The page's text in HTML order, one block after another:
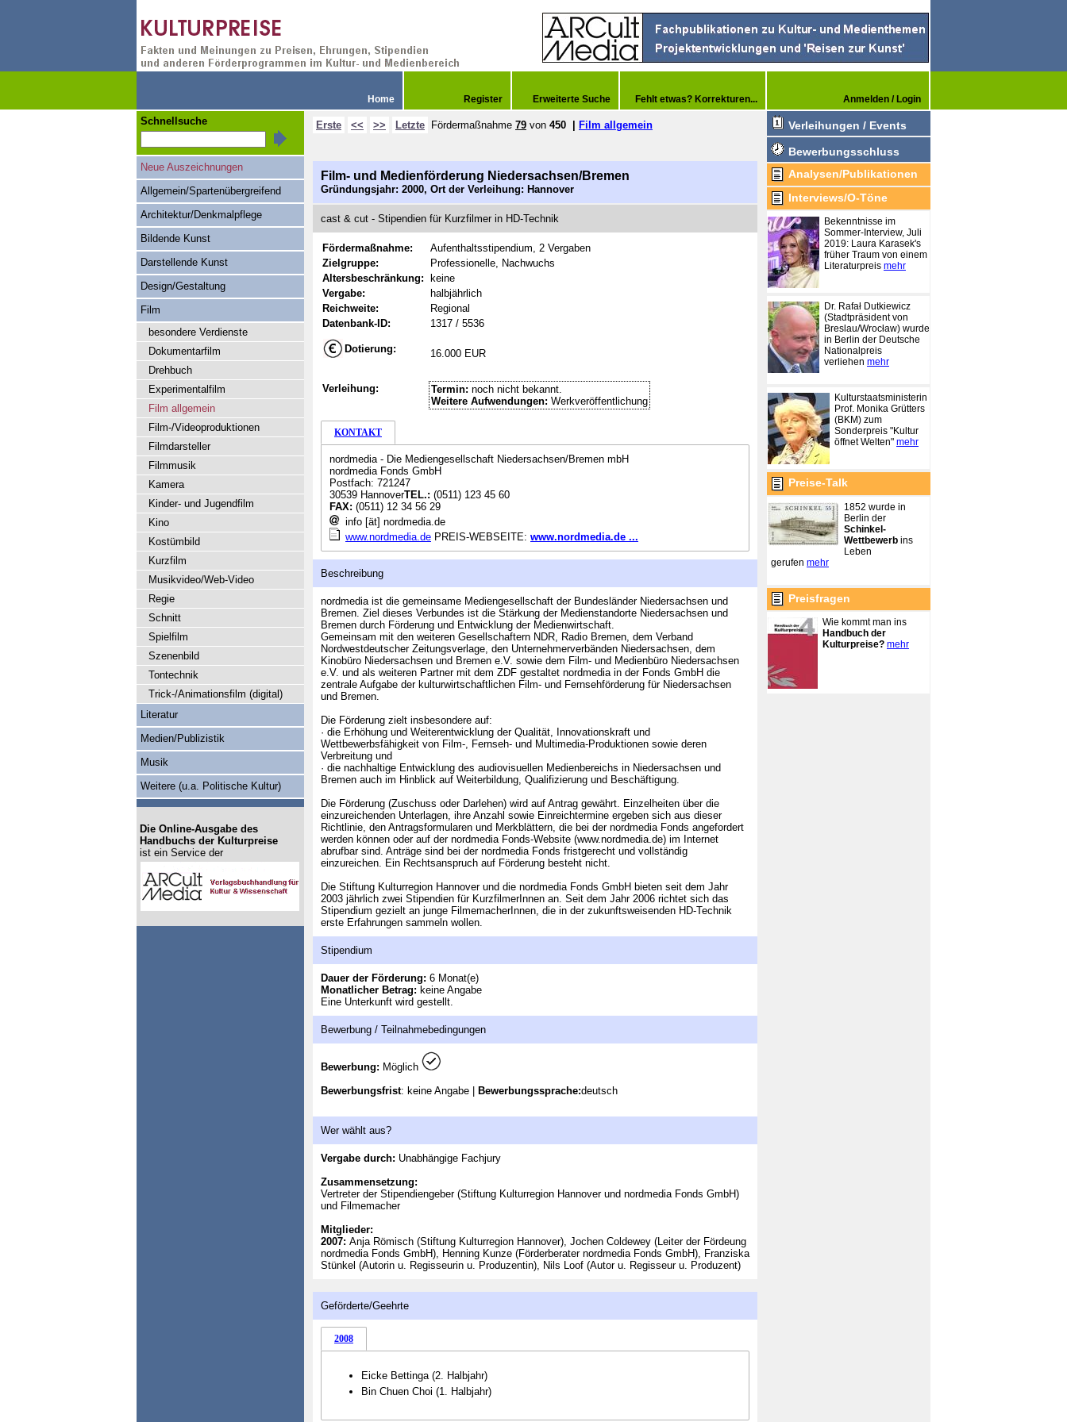
Home Register Erweiterte Suche Fehlt etwas? Korrekturen... Anmelden / Login
Erste << >> Letzte Fördermaßnahme 79 von 450 Film allgemein
Film- und Medienförderung Niedersachsen/Bremen
Gründungsjahr: 2000, Ort der Verleihung: Hannover
cast & cut - Stipendien für Kurzfilmer in HD-Technik
Fördermaßnahme:
Aufenthaltsstipendium, 2 Vergaben
Zielgruppe:
Professionelle, Nachwuchs
Altersbeschränkung:
keine
Vergabe:
halbjährlich
Reichweite:
Regional
Datenbank-ID:
1317 / 5536
Dotierung: 16.000 EUR
Verleihung: Termin: noch nicht bekannt.
Weitere Aufwendungen: Werkveröffentlichung
KONTAKT
nordmedia - Die Mediengesellschaft Niedersachsen/Bremen mbH
nordmedia Fonds GmbH
Postfach: 721247
30539 HannoverTEL.: (0511) 123 45 60
FAX: (0511) 12 34 56 29
info [ät] nordmedia.de
www.nordmedia.de PREIS-WEBSEITE: www.nordmedia.de ...
Beschreibung
nordmedia ist die gemeinsame Mediengesellschaft der Bundesländer Niedersachsen und
Bremen. Ziel dieses Verbundes ist die Stärkung der Medienstandorte Niedersachsen und
Bremen durch Förderung und Entwicklung der Medienwirtschaft.
Gemeinsam mit den weiteren Gesellschaftern NDR, Radio Bremen, dem Verband
Nordwestdeutscher Zeitungsverlage, den Unternehmerverbänden Niedersachsen, dem
Kinobüro Niedersachsen und Bremen e.V. sowie dem Film- und Medienbüro Niedersachsen
e.V. und als weiteren Partner mit dem ZDF gestaltet nordmedia in der Fonds GmbH die
zentrale Aufgabe der kulturwirtschaftlichen Film- und Fernsehförderung für Niedersachsen
und Bremen.
Die Förderung zielt insbesondere auf:
· die Erhöhung und Weiterentwicklung der Qualität, Innovationskraft und
Wettbewerbsfähigkeit von Film-, Fernseh- und Multimedia-Produktionen sowie deren
Verbreitung und
· die nachhaltige Entwicklung des audiovisuellen Medienbereichs in Niedersachsen und
Bremen auch im Hinblick auf Weiterbildung, Qualifizierung und Beschäftigung.
Die Förderung (Zuschuss oder Darlehen) wird auf Antrag gewährt. Einzelheiten über die
einzureichenden Unterlagen, ihre Anzahl sowie Einreichtermine ergeben sich aus dieser
Richtlinie, den Antragsformularen und Merkblättern, die bei der nordmedia Fonds angefordert
werden können oder auf der nordmedia Fonds-Website (www.nordmedia.de) im Internet
abrufbar sind. Anträge sind bei der nordmedia Fonds fristgerecht und vollständig
einzureichen. Ein Rechtsanspruch auf Förderung besteht nicht.
Die Stiftung Kulturregion Hannover und die nordmedia Fonds GmbH bieten seit dem Jahr
2003 jährlich zwei Stipendien für KurzfilmerInnen an. Seit dem Jahr 2006 richtet sich das
Stipendium gezielt an junge FilmemacherInnen, die in der zukunftsweisenden HD-Technik
erste Erfahrungen sammeln wollen.
Stipendium
Dauer der Förderung: 6 Monat(e)
Monatlicher Betrag: keine Angabe
Eine Unterkunft wird gestellt.
Bewerbung / Teilnahmebedingungen
Bewerbung: Möglich
Bewerbungsfrist: keine Angabe | Bewerbungssprache:deutsch
Wer wählt aus?
Vergabe durch: Unabhängige Fachjury
Zusammensetzung:
Vertreter der Stipendiengeber (Stiftung Kulturregion Hannover und nordmedia Fonds GmbH)
und Filmemacher
Mitglieder:
2007: Anja Römisch (Stiftung Kulturregion Hannover), Jochen Coldewey (Leiter der Fördeung
nordmedia Fonds GmbH), Henning Kunze (Förderberater nordmedia Fonds GmbH), Franziska
Stünkel (Autorin u. Regisseurin u. Produzentin), Nils Loof (Autor u. Regisseur u. Produzent)
Geförderte/Geehrte
2008
Eicke Bettinga (2. Halbjahr)
Bin Chuen Choi (1. Halbjahr)
Schnellsuche
Neue Auszeichnungen
Allgemein/Spartenübergreifend
Architektur/Denkmalpflege
Bildende Kunst
Darstellende Kunst
Design/Gestaltung
Film
besondere Verdienste
Dokumentarfilm
Drehbuch
Experimentalfilm
Film allgemein
Film-/Videoproduktionen
Filmdarsteller
Filmmusik
Kamera
Kinder- und Jugendfilm
Kino
Kostümbild
Kurzfilm
Musikvideo/Web-Video
Regie
Schnitt
Spielfilm
Szenenbild
Tontechnik
Trick-/Animationsfilm (digital)
Literatur
Medien/Publizistik
Musik
Weitere (u.a. Politische Kultur)
Die Online-Ausgabe des
Handbuchs der Kulturpreise
ist ein Service der
Verleihungen / Events
Bewerbungsschluss
Analysen/Publikationen
Interviews/O-Töne
Bekenntnisse im
Sommer-Interview, Juli
2019: Laura Karasek's
früher Traum von einem
Literaturpreis mehr
Dr. Rafał Dutkiewicz
(Stadtpräsident von
Breslau/Wrocław) wurde
in Berlin der Deutsche
Nationalpreis
verliehen mehr
Kulturstaatsministerin
Prof. Monika Grütters
(BKM) zum
Sonderpreis "Kultur
öffnet Welten" mehr
Preise-Talk
1852 wurde in
Berlin der
Schinkel-
Wettbewerb ins
Leben
gerufen mehr
Preisfragen
Wie kommt man ins
Handbuch der
Kulturpreise? mehr